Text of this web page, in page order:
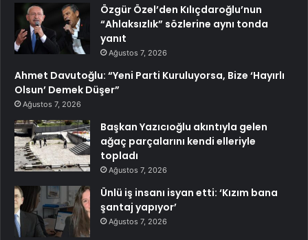
Özgür Özel’den Kılıçdaroğlu’nun
“Ahlaksızlık” sözlerine aynı tonda
yanıt
Ağustos 7, 2026
Ahmet Davutoğlu: “Yeni Parti Kuruluyorsa, Bize ‘Hayırlı
Olsun’ Demek Düşer”
Ağustos 7, 2026
Başkan Yazıcıoğlu akıntıyla gelen
ağaç parçalarını kendi elleriyle
topladı
Ağustos 7, 2026
Ünlü iş insanı isyan etti: ‘Kızım bana
şantaj yapıyor’
Ağustos 7, 2026